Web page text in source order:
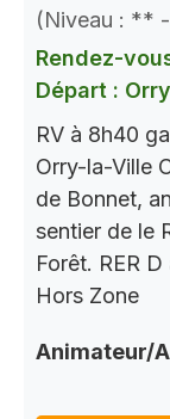
(Niveau : **
Rendez-
Départ :
RV à 8h40
Orry-la-Ville
de Bonnet,
sentier de le
Forêt. RER
Hors Zone
Animateur/